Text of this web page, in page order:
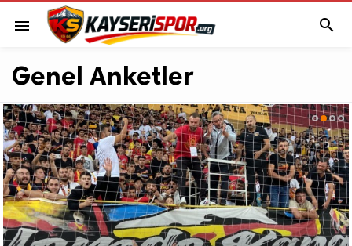
menu 
Genel Anketler